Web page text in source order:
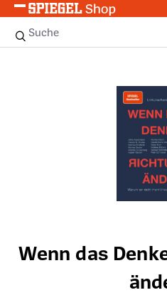
Zum Hauptinhalt springen
Suche
Wenn das